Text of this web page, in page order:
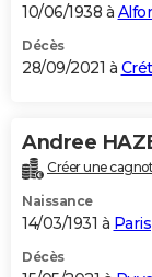
10/06/1938 à
Décès
28/09/2021 à
Andree
Créer une
Naissance
14/03/1931 à Paris
Décès